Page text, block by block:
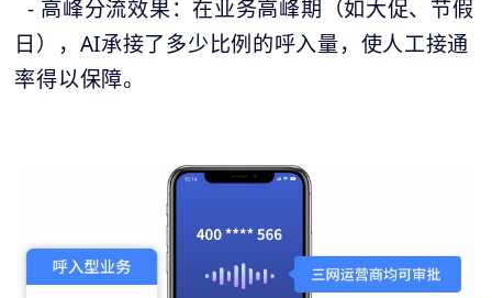
- 高峰分流效果：在业务高峰期（如大促、节假
日），AI承接了多少比例的呼入量，使人工接通
率得以保障。